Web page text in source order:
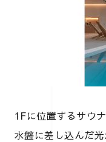
1Fに位置するサウ
水盤に差し込んだ